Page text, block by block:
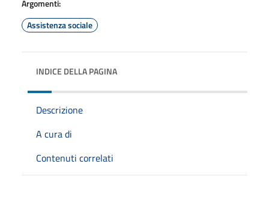
Argomenti:
Assistenza sociale
INDICE DELLA PAGINA
Descrizione
A cura di
Contenuti correlati